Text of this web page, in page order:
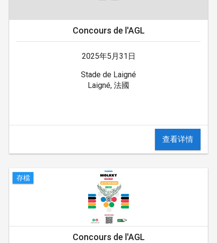
Concours de l'AGL
2025年5月31日
Stade de Laigné
Laigné, 法國
查看详情
存檔
Concours de l'AGL